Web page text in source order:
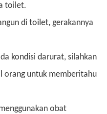
toilet.
di toilet, gerakannya
kondisi darurat, silahkan
orang untuk memberitahu
obat